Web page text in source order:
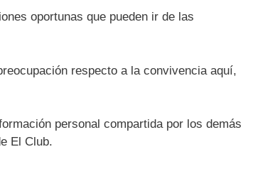
oportunas que pueden ir de las
respecto a la convivencia aquí,
personal compartida por los demás
El Club.